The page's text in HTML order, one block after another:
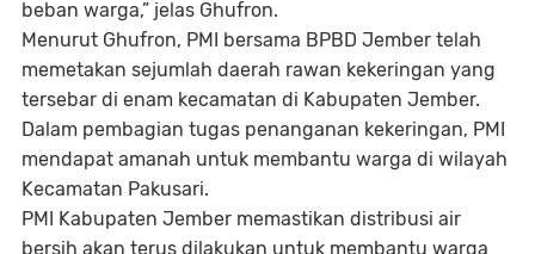
beban warga,” jelas Ghufron.
Menurut Ghufron, PMI bersama BPBD Jember telah
memetakan sejumlah daerah rawan kekeringan yang
tersebar di enam kecamatan di Kabupaten Jember.
Dalam pembagian tugas penanganan kekeringan, PMI
mendapat amanah untuk membantu warga di wilayah
Kecamatan Pakusari.
PMI Kabupaten Jember memastikan distribusi air
bersih akan terus dilakukan untuk membantu warga